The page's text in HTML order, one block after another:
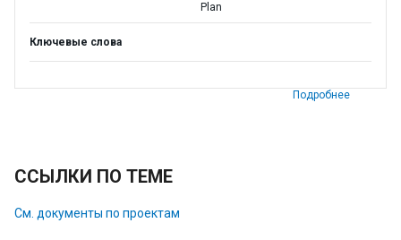
Plan
Ключевые слова
Подробнее
ССЫЛКИ ПО ТЕМЕ
См. документы по проектам